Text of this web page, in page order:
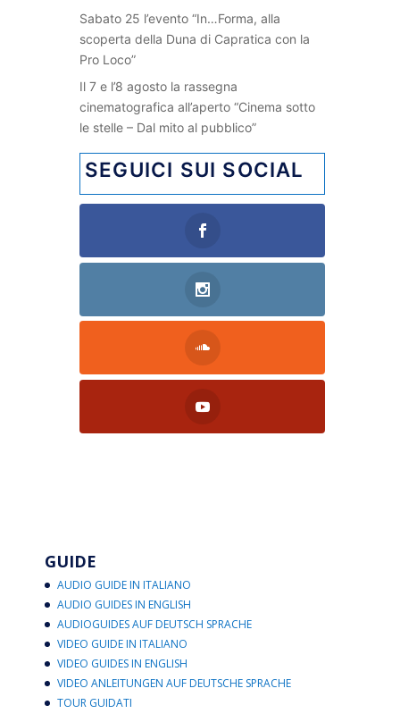
Sabato 25 l’evento “In…Forma, alla
scoperta della Duna di Capratica con la
Pro Loco”
Il 7 e l’8 agosto la rassegna
cinematografica all’aperto “Cinema sotto
le stelle – Dal mito al pubblico”
SEGUICI SUI SOCIAL
GUIDE
AUDIO GUIDE IN ITALIANO
AUDIO GUIDES IN ENGLISH
AUDIOGUIDES AUF DEUTSCH SPRACHE
VIDEO GUIDE IN ITALIANO
VIDEO GUIDES IN ENGLISH
VIDEO ANLEITUNGEN AUF DEUTSCHE SPRACHE
TOUR GUIDATI